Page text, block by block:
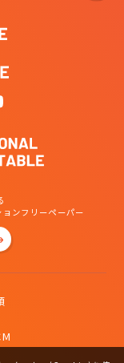
ンフリーペーパー